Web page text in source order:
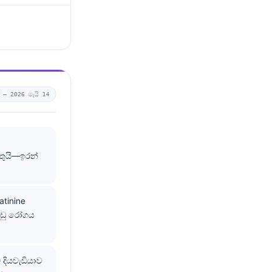
— 2026 මැයි 14
රෝගය